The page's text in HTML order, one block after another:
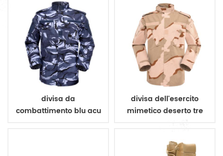
divisa da
combattimento blu acu
divisa dell'esercito
mimetico deserto tre